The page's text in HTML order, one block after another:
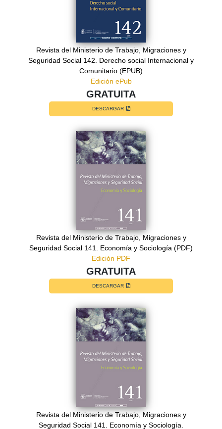
Revista del Ministerio de Trabajo, Migraciones y
Seguridad Social 142. Derecho social Internacional y
Comunitario (EPUB)
Edición ePub
GRATUITA
DESCARGAR
Revista del Ministerio de Trabajo, Migraciones y
Seguridad Social 141. Economía y Sociología (PDF)
Edición PDF
GRATUITA
DESCARGAR
Revista del Ministerio de Trabajo, Migraciones y
Seguridad Social 141. Economía y Sociología.